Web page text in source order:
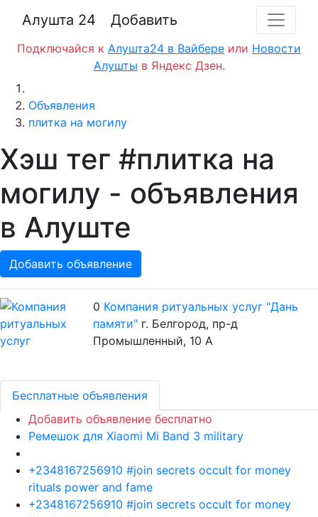
Алушта 24 Добавить
Подключайся к Алушта24 в Вайбере или Новости
Алушты в Яндекс Дзен.
Объявления
плитка на могилу
Хэш тег #плитка на
могилу - объявления
в Алуште
Добавить объявление
0 Компания ритуальных услуг "Дань
памяти" г. Белгород, пр-д
Промышленный, 10 А
Бесплатные объявления
Добавить объявление бесплатно
Ремешок для Xiaomi Mi Band 3 military
+2348167256910 #join secrets occult for money
rituals power and fame
+2348167256910 #join secrets occult for money